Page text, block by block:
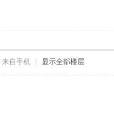
来自手机 | 显示全部楼层